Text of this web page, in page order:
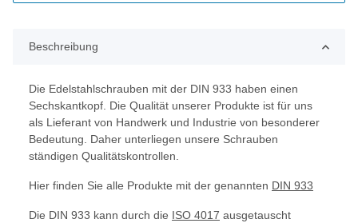
Beschreibung
Die Edelstahlschrauben mit der DIN 933 haben einen
Sechskantkopf. Die Qualität unserer Produkte ist für uns
als Lieferant von Handwerk und Industrie von besonderer
Bedeutung. Daher unterliegen unsere Schrauben
ständigen Qualitätskontrollen.
Hier finden Sie alle Produkte mit der genannten DIN 933
Die DIN 933 kann durch die ISO 4017 ausgetauscht